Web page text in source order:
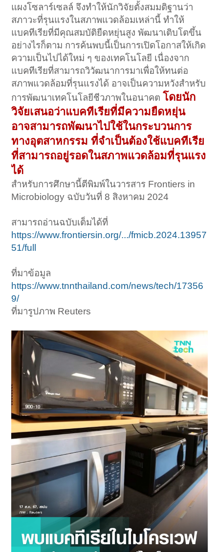
แผงโซลาร์เซลล์ จึงทำให้นักวิจัยตั้งสมมติฐานว่า
สภาวะที่รุนแรงในสภาพแวดล้อมเหล่านี้ ทำให้
แบคทีเรียที่มีคุณสมบัติยืดหยุ่นสูง พัฒนาเติบโตขึ้น
อย่างไรก็ตาม การค้นพบนี้เป็นการเปิดโอกาสให้เกิด
ความเป็นไปได้ใหม่ ๆ ของเทคโนโลยี เนื่องจาก
แบคทีเรียที่สามารถวิวัฒนาการมาเพื่อให้ทนต่อ
สภาพแวดล้อมที่รุนแรงได้ อาจเป็นความหวังสำหรับ
การพัฒนาเทคโนโลยีชีวภาพในอนาคต โดยนัก
วิจัยเสนอว่าแบคทีเรียที่มีความยืดหยุ่น
อาจสามารถพัฒนาไปใช้ในกระบวนการ
ทางอุตสาหกรรม ที่จำเป็นต้องใช้แบคทีเรีย
ที่สามารถอยู่รอดในสภาพแวดล้อมที่รุนแรง
ได้
สำหรับการศึกษานี้ตีพิมพ์ในวารสาร Frontiers in
Microbiology ฉบับวันที่ 8 สิงหาคม 2024
สามารถอ่านฉบับเต็มได้ที่
https://www.frontiersin.org/.../fmicb.2024.13957
51/full
ที่มาข้อมูล
https://www.tnnthailand.com/news/tech/17356
9/
ที่มารูปภาพ Reuters